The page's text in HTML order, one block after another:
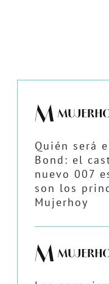
Quién será
Bond: el
nuevo 007
son los
Mujerhoy